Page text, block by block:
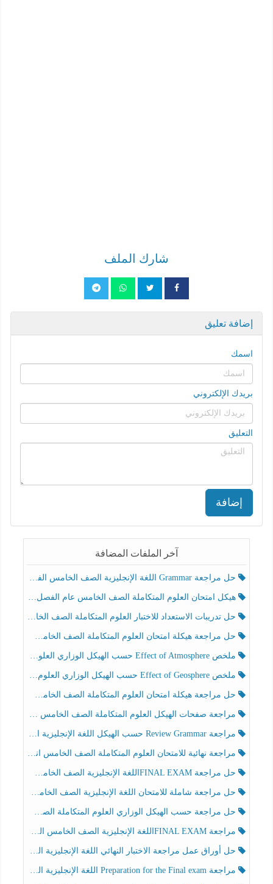
شارك الملف
إضافة تعليق
اسمك
بريدك الإلكتروني
التعليق
إضافة
آخر الملفات المضافة
حل مراجعة Grammar اللغة الإنجليزية الصف الخامس الفصل الثالث
هيكل امتحان العلوم المتكاملة الصف الخامس عام الفصل الدراسي الثالث 2025-2026
حل تدريبات الاستعداد للاختبار العلوم المتكاملة الصف الخامس عام الفصل الثالث
حل مراجعة هيكلة امتحان العلوم المتكاملة الصف الخامس انسبير الفصل الثالث
ملخص Effect of Atmosphere حسب الهيكل الوزاري العلوم المتكاملة الصف الخامس انسبير الفصل الثالث
ملخص Effect of Geosphere حسب الهيكل الوزاري العلوم المتكاملة الصف الخامس انسبير الفصل الثالث
حل مراجعة هيكلة امتحان العلوم المتكاملة الصف الخامس عام الفصل الثالث
مراجعة صفحات الهيكل العلوم المتكاملة الصف الخامس انسبير الفصل الثالث
مراجعة Review Grammar حسب الهيكل اللغة الإنجليزية الصف الخامس الفصل الثالث
مراجعة نهائية للامتحان العلوم المتكاملة الصف الخامس انسبير الفصل الثالث
حل مراجعة FINAL EXAMاللغة الإنجليزية الصف الخامس الفصل الثالث
حل مراجعة شاملة للامتحان اللغة الإنجليزية الصف الخامس الفصل الثالث
حل مراجعة حسب الهيكل الوزاري العلوم المتكاملة الصف الخامس عام الفصل الثالث
مراجعة FINAL EXAMاللغة الإنجليزية الصف الخامس الفصل الثالث
حل أوراق عمل مراجعة الاختبار النهائي اللغة الإنجليزية الصف الرابع الفصل الثالث
مراجعة Preparation for the Final exam اللغة الإنجليزية الصف الرابع الفصل الثالث